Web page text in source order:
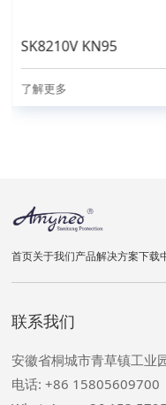
SK8210V KN95
了解更多
首页关于我们产品解决方案下载
联系我们
安徽省桐城市青草镇工业
电话: +86 15805609700